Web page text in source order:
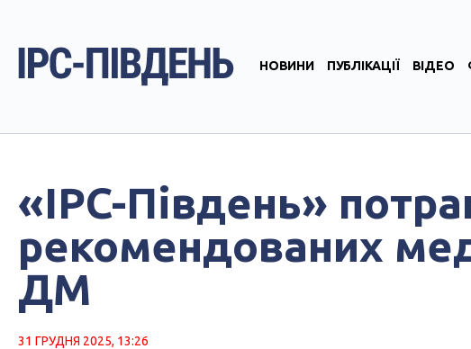
НОВИНИ ПУБЛІКАЦІЇ ВІДЕО
«IPC-Південь»
рекомендованих
ДМ
31 ГРУДНЯ 2025, 13:26